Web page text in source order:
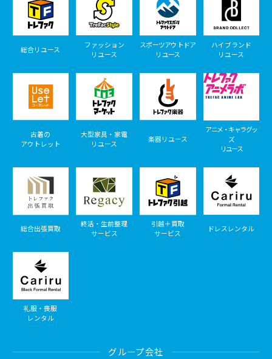
総合リユース
ファッション
リユース
スポーツアウトドア
リユース
ハイブランド
リユース
古着の
アウトレット
大型家具・家電
リユース
楽器リユース
アニメ・キャラグッ
ズ
リユース
総合出張買取
終活・生前整理
サービス
引越＋買取
サービス
ドレスレンタル
礼服・喪服
レンタル
グループ会社